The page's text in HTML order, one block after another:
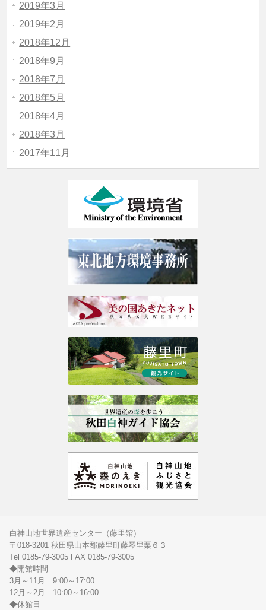
2019年3月
2019年2月
2018年12月
2018年9月
2018年7月
2018年5月
2018年4月
2018年3月
2017年11月
白神山地世界遺産センター（藤里館）
〒018-3201 秋田県山本郡藤里町藤琴里栗６３
Tel 0185-79-3005 FAX 0185-79-3005
◆開館時間
3月～11月 9:00～17:00
12月～2月 10:00～16:00
◆休館日